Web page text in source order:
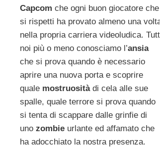
Capcom che ogni buon giocatore che
si rispetti ha provato almeno una
nella propria carriera videoludica.
noi più o meno conosciamo l’ansia
che si prova quando è necessario
aprire una nuova porta e scoprire
quale mostruosità di cela alle sue
spalle, quale terrore si prova quando
si tenta di scappare dalle grinfie di
uno zombie urlante ed affamato che
ha adocchiato la nostra presenza.